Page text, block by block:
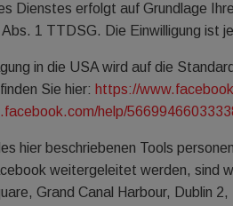
Dienstes erfolgt auf Grundlage
Abs. 1 TTDSG. Die Einwilligung ist
in die USA wird auf die
Sie hier: https://
help/
hier beschriebenen Tools
weitergeleitet werden, sind
Grand Canal Harbour, Dublin